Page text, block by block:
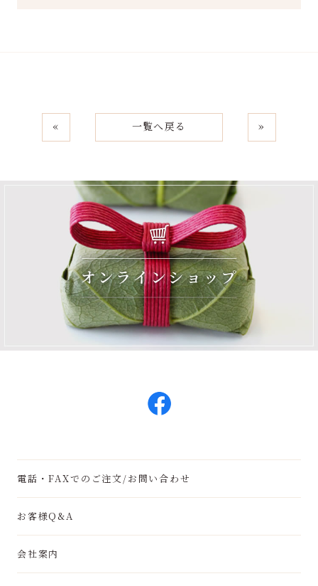
« 一覧へ戻る »
電話・FAXでのご注文/お問い合わせ
お客様Q&A
会社案内